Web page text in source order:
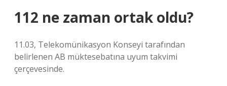
112 ne zaman ortak oldu?
11.03, Telekomünikasyon Konseyi tarafından
belirlenen AB müktesebatına uyum takvimi
çerçevesinde.